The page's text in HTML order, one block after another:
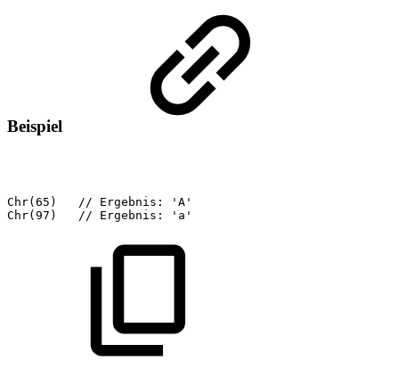
Beispiel
Chr(65) // Ergebnis:
'A'
Chr(97)
// Ergebnis: 'a'